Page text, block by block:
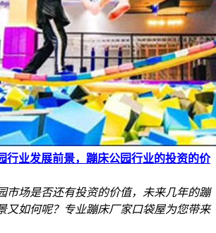
行业发展前景，蹦床公园行业的投资的价
市场是否还有投资的价值，未来几年的蹦
又如何呢？专业蹦床厂家口袋屋为您带来